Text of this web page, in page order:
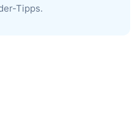
Tipps.